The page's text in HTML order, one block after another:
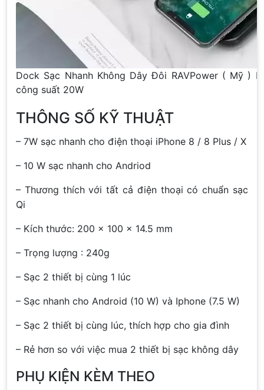
Dock Sạc Nhanh Không Dây Đôi RAVPower ( Mỹ )
công suất 20W
THÔNG SỐ KỸ THUẬT
– 7W sạc nhanh cho điện thoại iPhone 8 / 8 Plus / X
– 10 W sạc nhanh cho Andriod
– Thương thích với tất cả điện thoại có chuẩn sạc
Qi
– Kích thước: 200 x 100 x 14.5 mm
– Trọng lượng : 240g
– Sạc 2 thiết bị cùng 1 lúc
– Sạc nhanh cho Android (10 W) và Iphone (7.5 W)
– Sạc 2 thiết bị cùng lúc, thích hợp cho gia đình
– Rẻ hơn so với việc mua 2 thiết bị sạc không dây
PHỤ KIỆN KÈM THEO